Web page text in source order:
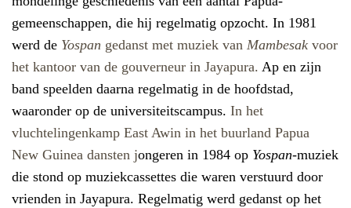
gemeenschappen, die hij regelmatig opzocht. In 1981
werd de Yospan gedanst met muziek van Mambesak voor
het kantoor van de gouverneur in Jayapura. Ap en zijn
band speelden daarna regelmatig in de hoofdstad,
waaronder op de universiteitscampus. In het
vluchtelingenkamp East Awin in het buurland Papua
New Guinea dansten jongeren in 1984 op Yospan-muziek
die stond op muziekcassettes die waren verstuurd door
vrienden in Jayapura. Regelmatig werd gedanst op het